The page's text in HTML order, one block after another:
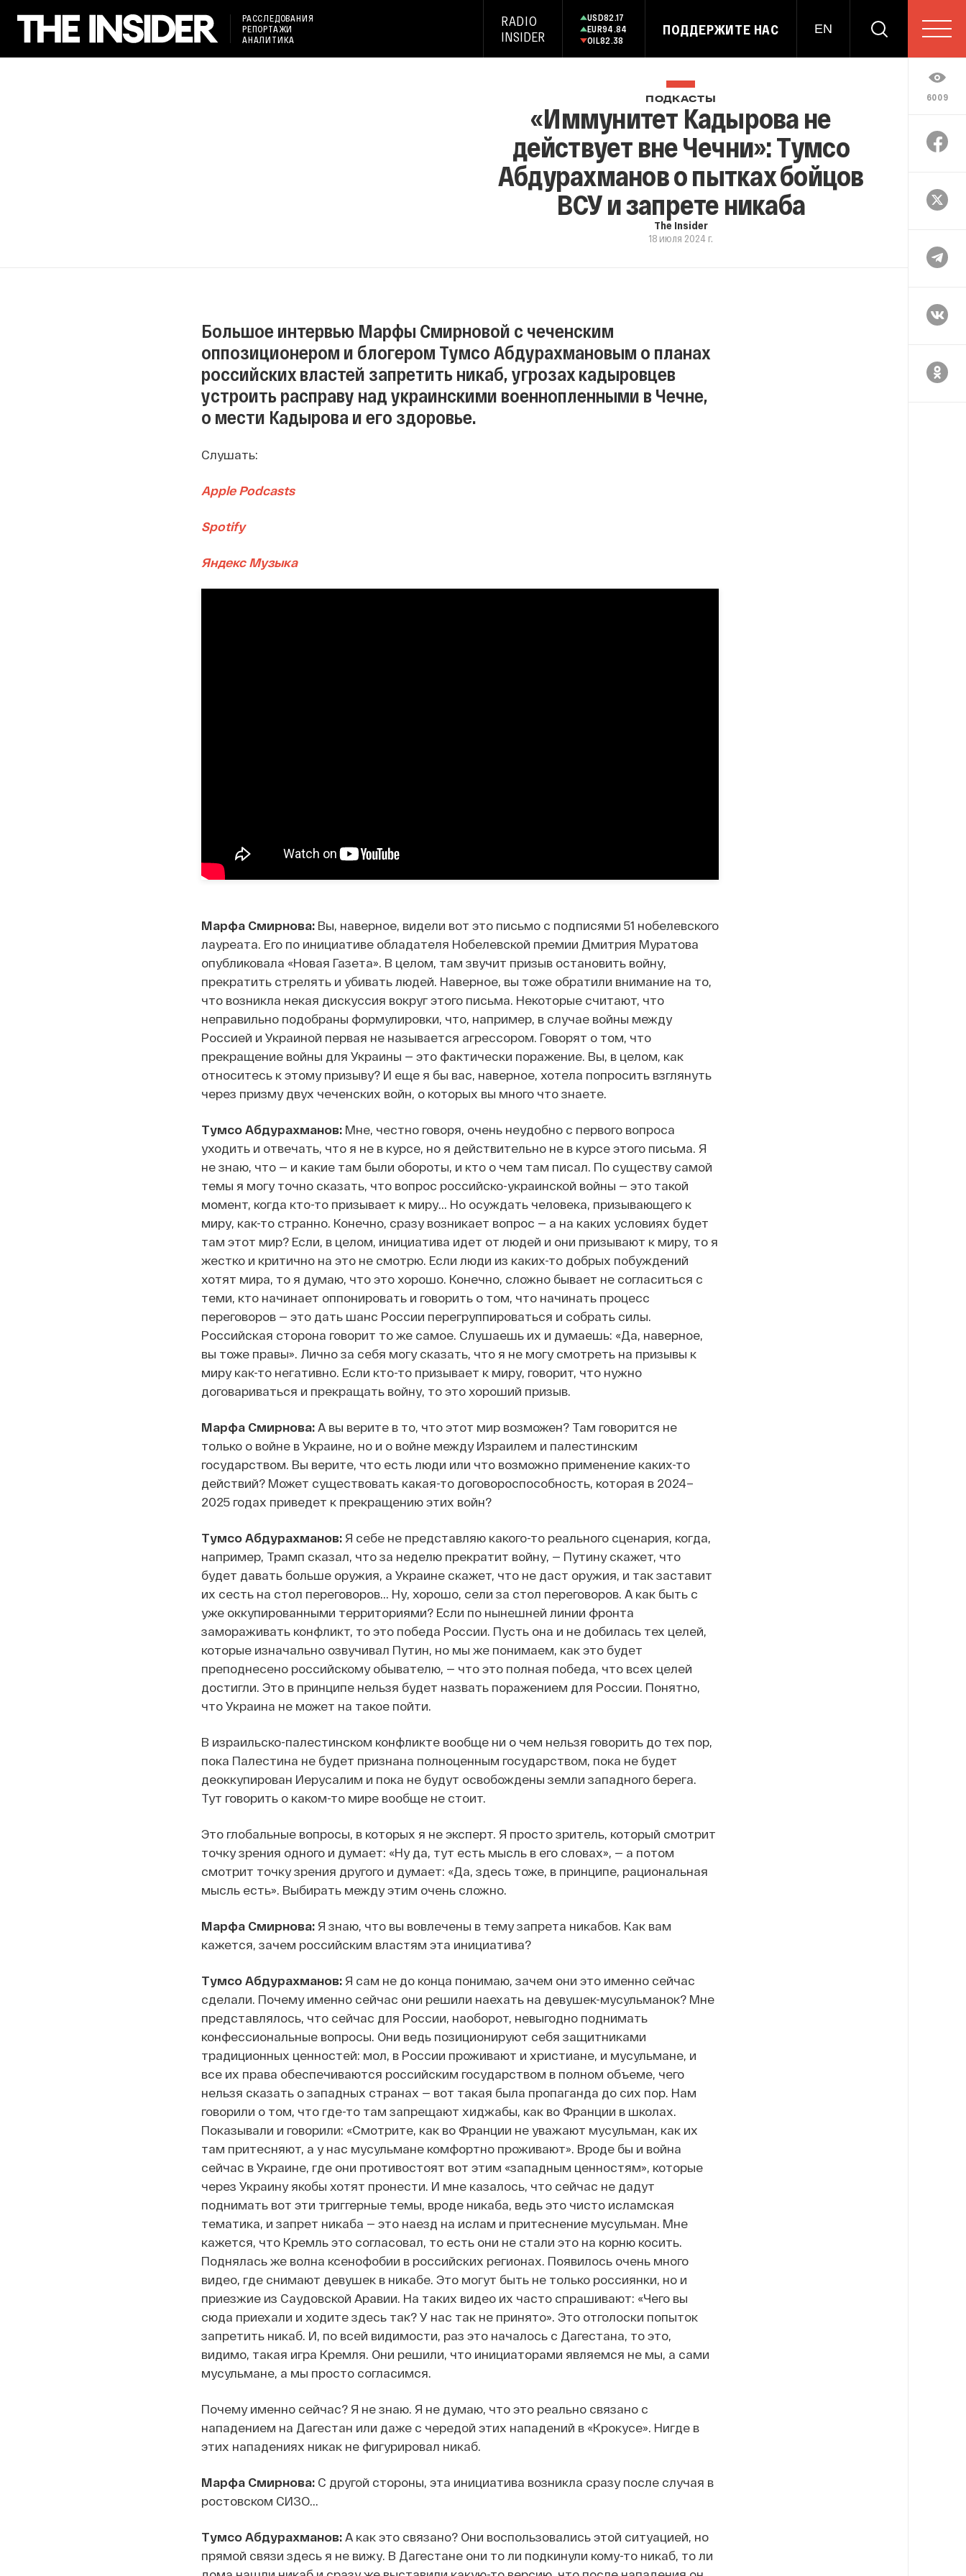
РАССЛЕДОВАНИЯ
РЕПОРТАЖИ
АНАЛИТИКА
RADIO
INSIDER
USD82.17
EUR94.84
OIL82.38
ПОДДЕРЖИТЕ НАС EN
6009
ПОДКАСТЫ
«Иммунитет Кадырова не
действует вне Чечни»: Тумсо
Абдурахманов о пытках бойцов
ВСУ и запрете никаба
The Insider
18 июля 2024 г.
Большое интервью Марфы Смирновой с чеченским
оппозиционером и блогером Тумсо Абдурахмановым о планах
российских властей запретить никаб, угрозах кадыровцев
устроить расправу над украинскими военнопленными в Чечне,
о мести Кадырова и его здоровье.
Слушать:
Apple Podcasts
Spotify
Яндекс Музыка
Марфа Смирнова:Вы, наверное, видели вот это письмо с подписями 51 нобелевского
лауреата. Его по инициативе обладателя Нобелевской премии Дмитрия Муратова
опубликовала «Новая Газета». В целом, там звучит призыв остановить войну,
прекратить стрелять и убивать людей. Наверное, вы тоже обратили внимание на то,
что возникла некая дискуссия вокруг этого письма. Некоторые считают, что
неправильно подобраны формулировки, что, например, в случае войны между
Россией и Украиной первая не называется агрессором. Говорят о том, что
прекращение войны для Украины — это фактически поражение. Вы, в целом, как
относитесь к этому призыву? И еще я бы вас, наверное, хотела попросить взглянуть
через призму двух чеченских войн, о которых вы много что знаете.
Тумсо Абдурахманов:Мне, честно говоря, очень неудобно с первого вопроса
уходить и отвечать, что я не в курсе, но я действительно не в курсе этого письма. Я
не знаю, что — и какие там были обороты, и кто о чем там писал. По существу самой
темы я могу точно сказать, что вопрос российско-украинской войны — это такой
момент, когда кто-то призывает к миру... Но осуждать человека, призывающего к
миру, как-то странно. Конечно, сразу возникает вопрос — а на каких условиях будет
там этот мир? Если, в целом, инициатива идет от людей и они призывают к миру, то я
жестко и критично на это не смотрю. Если люди из каких-то добрых побуждений
хотят мира, то я думаю, что это хорошо. Конечно, сложно бывает не согласиться с
теми, кто начинает оппонировать и говорить о том, что начинать процесс
переговоров — это дать шанс России перегруппироваться и собрать силы.
Российская сторона говорит то же самое. Слушаешь их и думаешь: «Да, наверное,
вы тоже правы». Лично за себя могу сказать, что я не могу смотреть на призывы к
миру как-то негативно. Если кто-то призывает к миру, говорит, что нужно
договариваться и прекращать войну, то это хороший призыв.
Марфа Смирнова:А вы верите в то, что этот мир возможен? Там говорится не
только о войне в Украине, но и о войне между Израилем и палестинским
государством. Вы верите, что есть люди или что возможно применение каких-то
действий? Может существовать какая-то договороспособность, которая в 2024–
2025 годах приведет к прекращению этих войн?
Тумсо Абдурахманов:Я себе не представляю какого-то реального сценария, когда,
например, Трамп сказал, что за неделю прекратит войну, — Путину скажет, что
будет давать больше оружия, а Украине скажет, что не даст оружия, и так заставит
их сесть на стол переговоров... Ну, хорошо, сели за стол переговоров. А как быть с
уже оккупированными территориями? Если по нынешней линии фронта
замораживать конфликт, то это победа России. Пусть она и не добилась тех целей,
которые изначально озвучивал Путин, но мы же понимаем, как это будет
преподнесено российскому обывателю, — что это полная победа, что всех целей
достигли. Это в принципе нельзя будет назвать поражением для России. Понятно,
что Украина не может на такое пойти.
В израильско-палестинском конфликте вообще ни о чем нельзя говорить до тех пор,
пока Палестина не будет признана полноценным государством, пока не будет
деоккупирован Иерусалим и пока не будут освобождены земли западного берега.
Тут говорить о каком-то мире вообще не стоит.
Это глобальные вопросы, в которых я не эксперт. Я просто зритель, который смотрит
точку зрения одного и думает: «Ну да, тут есть мысль в его словах», — а потом
смотрит точку зрения другого и думает: «Да, здесь тоже, в принципе, рациональная
мысль есть». Выбирать между этим очень сложно.
Марфа Смирнова:Я знаю, что вы вовлечены в тему запрета никабов. Как вам
кажется, зачем российским властям эта инициатива?
Тумсо Абдурахманов: Я сам не до конца понимаю, зачем они это именно сейчас
сделали. Почему именно сейчас они решили наехать на девушек-мусульманок? Мне
представлялось, что сейчас для России, наоборот, невыгодно поднимать
конфессиональные вопросы. Они ведь позиционируют себя защитниками
традиционных ценностей: мол, в России проживают и христиане, и мусульмане, и
все их права обеспечиваются российским государством в полном объеме, чего
нельзя сказать о западных странах — вот такая была пропаганда до сих пор. Нам
говорили о том, что где-то там запрещают хиджабы, как во Франции в школах.
Показывали и говорили: «Смотрите, как во Франции не уважают мусульман, как их
там притесняют, а у нас мусульмане комфортно проживают». Вроде бы и война
сейчас в Украине, где они противостоят вот этим «западным ценностям», которые
через Украину якобы хотят пронести. И мне казалось, что сейчас не дадут
поднимать вот эти триггерные темы, вроде никаба, ведь это чисто исламская
тематика, и запрет никаба — это наезд на ислам и притеснение мусульман. Мне
кажется, что Кремль это согласовал, то есть они не стали это на корню косить.
Поднялась же волна ксенофобии в российских регионах. Появилось очень много
видео, где снимают девушек в никабе. Это могут быть не только россиянки, но и
приезжие из Саудовской Аравии. На таких видео их часто спрашивают: «Чего вы
сюда приехали и ходите здесь так? У нас так не принято». Это отголоски попыток
запретить никаб. И, по всей видимости, раз это началось с Дагестана, то это,
видимо, такая игра Кремля. Они решили, что инициаторами являемся не мы, а сами
мусульмане, а мы просто согласимся.
Почему именно сейчас? Я не знаю. Я не думаю, что это реально связано с
нападением на Дагестан или даже с чередой этих нападений в «Крокусе». Нигде в
этих нападениях никак не фигурировал никаб.
Марфа Смирнова:С другой стороны, эта инициатива возникла сразу после случая в
ростовском СИЗО...
Тумсо Абдурахманов:А как это связано? Они воспользовались этой ситуацией, но
прямой связи здесь я не вижу. В Дагестане они то ли подкинули кому-то никаб, то ли